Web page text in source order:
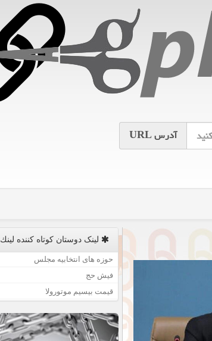
آدرسURL
لینک دوستان كوتاه كننده لینك
حوزه های انتخابیه مجلس
فیش حج
قیمت بیسیم موتورولا